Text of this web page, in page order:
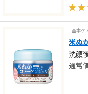
基本ケ
米ぬ
洗顔